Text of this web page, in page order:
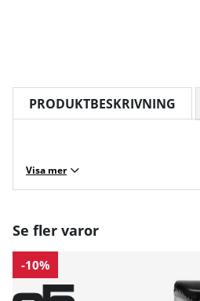
PRODUKTBESKRIVNING
Visa mer
Se fler varor
-10%